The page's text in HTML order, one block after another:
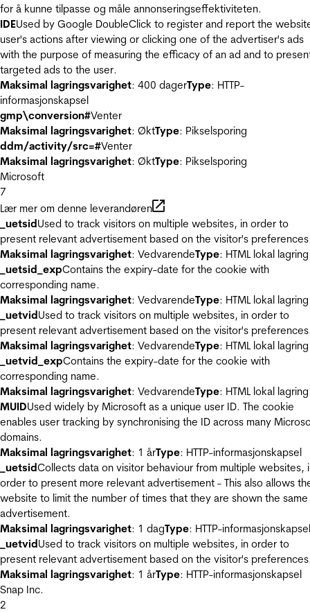
for å kunne tilpasse og måle annonseringseffektiviteten.
IDEUsed by Google DoubleClick to register and report the
user's actions after viewing or clicking one of the advertiser's ads
with the purpose of measuring the efficacy of an ad and to
targeted ads to the user.
Maksimal lagringsvarighet: 400 dagerType: HTTP-
informasjonskapsel
gmp\conversion#Venter
Maksimal lagringsvarighet: ØktType: Pikselsporing
ddm/activity/src=#Venter
Maksimal lagringsvarighet: ØktType: Pikselsporing
Microsoft
7
Lær mer om denne leverandøren
_uetsidUsed to track visitors on multiple websites, in order to
present relevant advertisement based on the visitor's
Maksimal lagringsvarighet: VedvarendeType: HTML lokal lagring
_uetsid_expContains the expiry-date for the cookie with
corresponding name.
Maksimal lagringsvarighet: VedvarendeType: HTML lokal lagring
_uetvidUsed to track visitors on multiple websites, in order to
present relevant advertisement based on the visitor's
Maksimal lagringsvarighet: VedvarendeType: HTML lokal lagring
_uetvid_expContains the expiry-date for the cookie with
corresponding name.
Maksimal lagringsvarighet: VedvarendeType: HTML lokal lagring
MUIDUsed widely by Microsoft as a unique user ID. The cookie
enables user tracking by synchronising the ID across many
domains.
Maksimal lagringsvarighet: 1 årType: HTTP-informasjonskapsel
_uetsidCollects data on visitor behaviour from multiple websites,
order to present more relevant advertisement - This also allows
website to limit the number of times that they are shown the same
advertisement.
Maksimal lagringsvarighet: 1 dagType: HTTP-informasjonskapsel
_uetvidUsed to track visitors on multiple websites, in order to
present relevant advertisement based on the visitor's
Maksimal lagringsvarighet: 1 årType: HTTP-informasjonskapsel
Snap Inc.
2